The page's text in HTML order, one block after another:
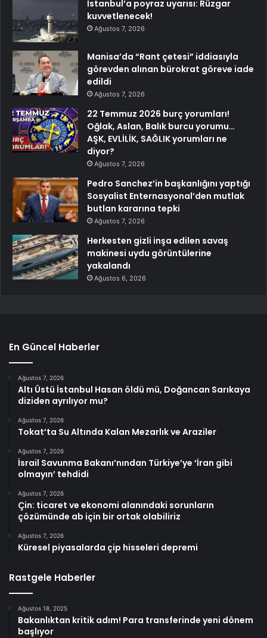
İstanbul’a poyraz uyarısı: Rüzgar
kuvvetlenecek!
Ağustos 7, 2026
Manisa’da “Rant çetesi” iddiasıyla
görevden alınan bürokrat göreve iade
edildi
Ağustos 7, 2026
22 Temmuz 2026 burç yorumları!
Oğlak, Aslan, Balık burcu yorumu…
AŞK, EVLİLİK, SAĞLIK yorumları ne
diyor?
Ağustos 7, 2026
Pedro Sanchez’in başkanlığını yaptığı
Sosyalist Enternasyonal’den mutlak
butlan kararına tepki
Ağustos 7, 2026
Herkesten gizli inşa edilen savaş
makinesi uydu görüntülerine
yakalandı
Ağustos 6, 2026
En Güncel Haberler
Ağustos 7, 2026
Altı Üstü İstanbul Hasan öldü mü, Doğancan Sarıkaya
diziden ayrılıyor mu?
Ağustos 7, 2026
Tokat’ta Su Altında Kalan Mezarlık ve Araziler
Ağustos 7, 2026
İsrail Savunma Bakanı’nından Türkiye’ye ‘İran gibi
olmayın’ tehdidi
Ağustos 7, 2026
Çin: ticaret ve ekonomi alanındaki sorunların
çözümünde ab için bir ortak olabiliriz
Ağustos 7, 2026
Küresel piyasalarda çip hisseleri depremi
Rastgele Haberler
Ağustos 18, 2025
Bakanlıktan kritik adım! Para transferinde yeni dönem
başlıyor